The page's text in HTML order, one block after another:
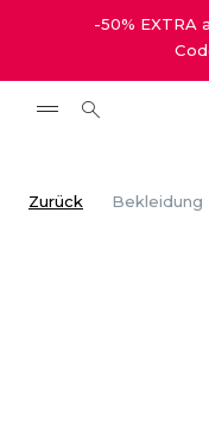
-50% EXTRA
Zurück Bekleidung